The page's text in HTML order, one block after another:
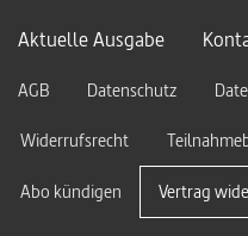
Aktuelle Ausgabe
AGB Datenschutz
Widerrufsrecht
Abo kündigen Vertrag